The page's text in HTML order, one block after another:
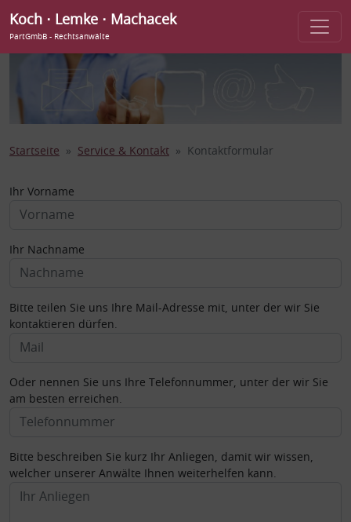
Koch ⋅ Lemke ⋅ Machacek
PartGmbB - Rechtsanwälte
Startseite Service & Kontakt Kontaktformular
Ihr Vorname
Ihr Nachname
Bitte teilen Sie uns Ihre Mail-Adresse mit, unter der wir Sie
kontaktieren dürfen.
Oder nennen Sie uns Ihre Telefonnummer, unter der wir Sie
am besten erreichen.
Bitte beschreiben Sie kurz Ihr Anliegen, damit wir wissen,
welcher unserer Anwälte Ihnen weiterhelfen kann.